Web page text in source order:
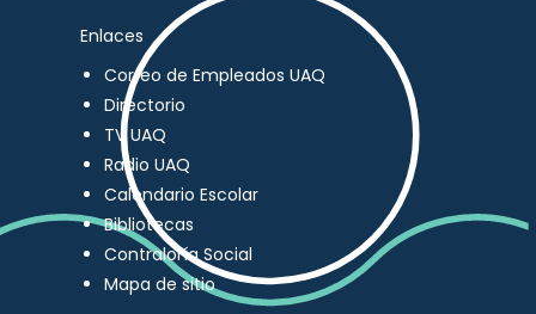
Enlaces
Correo de Empleados UAQ
Directorio
TV UAQ
Radio UAQ
Calendario Escolar
Bibliotecas
Contraloría Social
Mapa de sitio